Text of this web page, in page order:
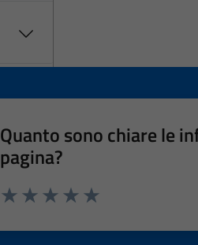
Quanto sono chiare le
pagina?